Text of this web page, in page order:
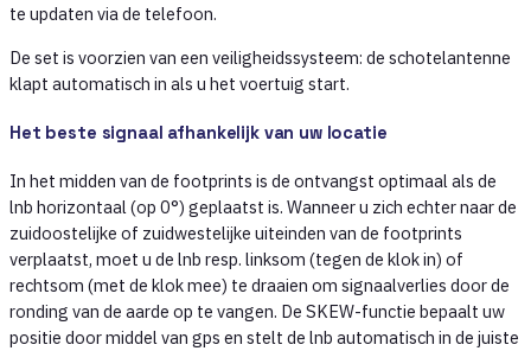
te updaten via de telefoon.
De set is voorzien van een veiligheidssysteem: de schotelantenne
klapt automatisch in als u het voertuig start.
Het beste signaal afhankelijk van uw locatie
In het midden van de footprints is de ontvangst optimaal als de
lnb horizontaal (op 0°) geplaatst is. Wanneer u zich echter naar de
zuidoostelijke of zuidwestelijke uiteinden van de footprints
verplaatst, moet u de lnb resp. linksom (tegen de klok in) of
rechtsom (met de klok mee) te draaien om signaalverlies door de
ronding van de aarde op te vangen. De SKEW-functie bepaalt uw
positie door middel van gps en stelt de lnb automatisch in de juiste